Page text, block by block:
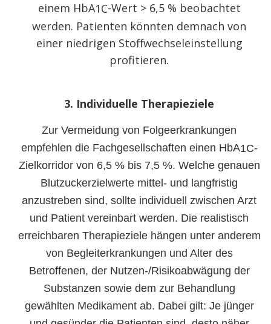
einem HbA1C-Wert > 6,5 % beobachtet
werden. Patienten könnten demnach von
einer niedrigen Stoffwechseleinstellung
profitieren.
3. Individuelle Therapieziele
Zur Vermeidung von Folgeerkrankungen
empfehlen die Fachgesellschaften einen HbA1C-
Zielkorridor von 6,5 % bis 7,5 %. Welche genauen
Blutzuckerzielwerte mittel- und langfristig
anzustreben sind, sollte individuell zwischen Arzt
und Patient vereinbart werden. Die realistisch
erreichbaren Therapieziele hängen unter anderem
von Begleiterkrankungen und Alter des
Betroffenen, der Nutzen-/Risikoabwägung der
Substanzen sowie dem zur Behandlung
gewählten Medikament ab. Dabei gilt: Je jünger